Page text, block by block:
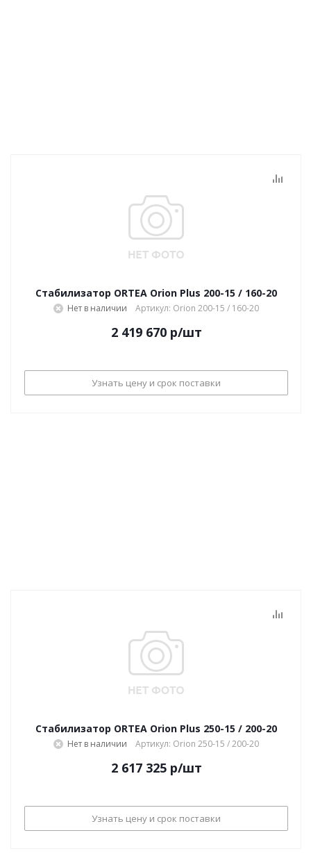
Стабилизатор ORTEA Orion Plus 200-15 / 160-20
Нет в наличии Артикул: Orion 200-15 / 160-20
2 419 670р/шт
Узнать цену и срок поставки
Стабилизатор ORTEA Orion Plus 250-15 / 200-20
Нет в наличии Артикул: Orion 250-15 / 200-20
2 617 325р/шт
Узнать цену и срок поставки